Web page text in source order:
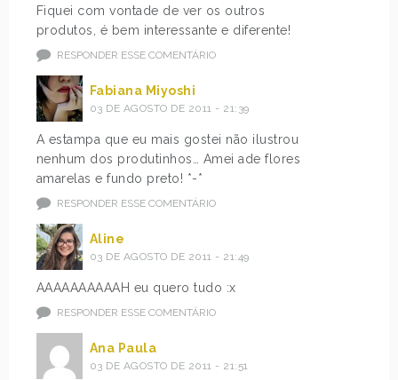
Fiquei com vontade de ver os outros
produtos, é bem interessante e diferente!
RESPONDER ESSE COMENTÁRIO
Fabiana Miyoshi
03 DE AGOSTO DE 2011 - 21:39
A estampa que eu mais gostei não ilustrou
nenhum dos produtinhos… Amei ade flores
amarelas e fundo preto! *-*
RESPONDER ESSE COMENTÁRIO
Aline
03 DE AGOSTO DE 2011 - 21:49
AAAAAAAAAAH eu quero tudo :x
RESPONDER ESSE COMENTÁRIO
Ana Paula
03 DE AGOSTO DE 2011 - 21:51